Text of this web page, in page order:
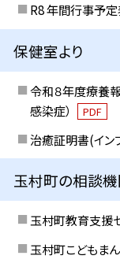
R8 年間行事予定
保健室より
令和８年度療養
感染症）
PDF
治癒証明書(イン
玉村町の相談
玉村町教育支援
玉村町こどもまん